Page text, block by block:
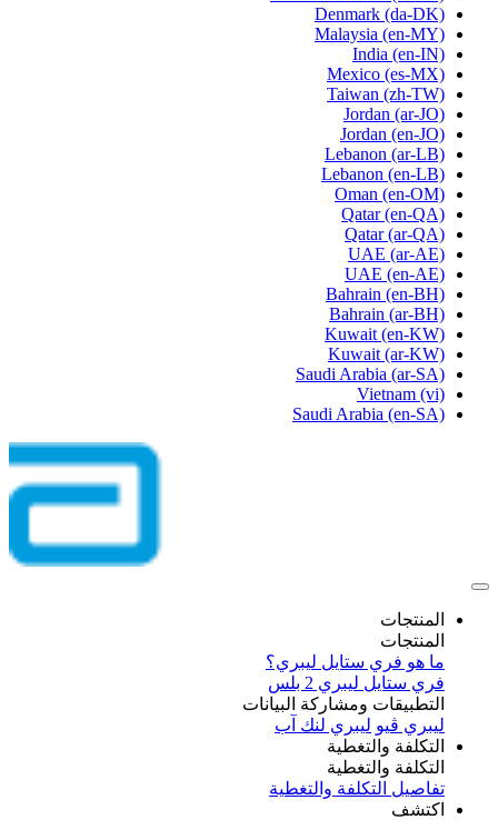
Denmark (da-DK)
Malaysia (en-MY)
India (en-IN)
Mexico (es-MX)
Taiwan (zh-TW)
Jordan (ar-JO)
Jordan (en-JO)
Lebanon (ar-LB)
Lebanon (en-LB)
Oman (en-OM)
Qatar (en-QA)
Qatar (ar-QA)
UAE (ar-AE)
UAE (en-AE)
Bahrain (en-BH)
Bahrain (ar-BH)
Kuwait (en-KW)
Kuwait (ar-KW)
Saudi Arabia (ar-SA)
Vietnam (vi)
Saudi Arabia (en-SA)
المنتجات
المنتجات
ما هو فري ستايل ليبري؟
فري ستايل ليبري 2 بلس​
التطبيقات ومشاركة البيانات
ليبري ڤيو ليبري لنك آب
التكلفة والتغطية
التكلفة والتغطية
تفاصيل التكلفة والتغطية
اكتشف​